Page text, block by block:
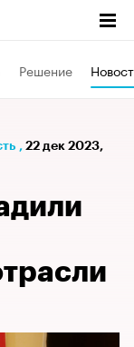
Решение
, 22 дек 2023,